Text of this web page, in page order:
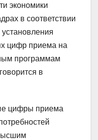
экономики
в соответствии
цифр приема на
программам
в
цифры приема